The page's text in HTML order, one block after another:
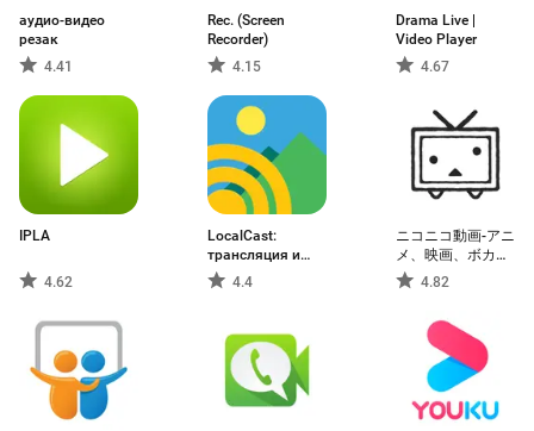
аудио-видео
резак
4.41
Rec. (Screen
Recorder)
4.15
Drama Live |
Video Player
4.67
IPLA
4.62
LocalCast:
трансляция и
экран4.4
ニコニコ動画-アニ
メ、映画、ボカロ
が見放題の動画配
信アプリ
4.82